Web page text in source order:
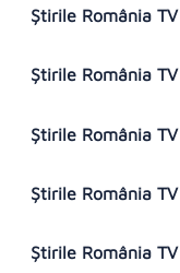
Ştirile România TV
Ştirile România TV
Ştirile România TV
Ştirile România TV
Ştirile România TV